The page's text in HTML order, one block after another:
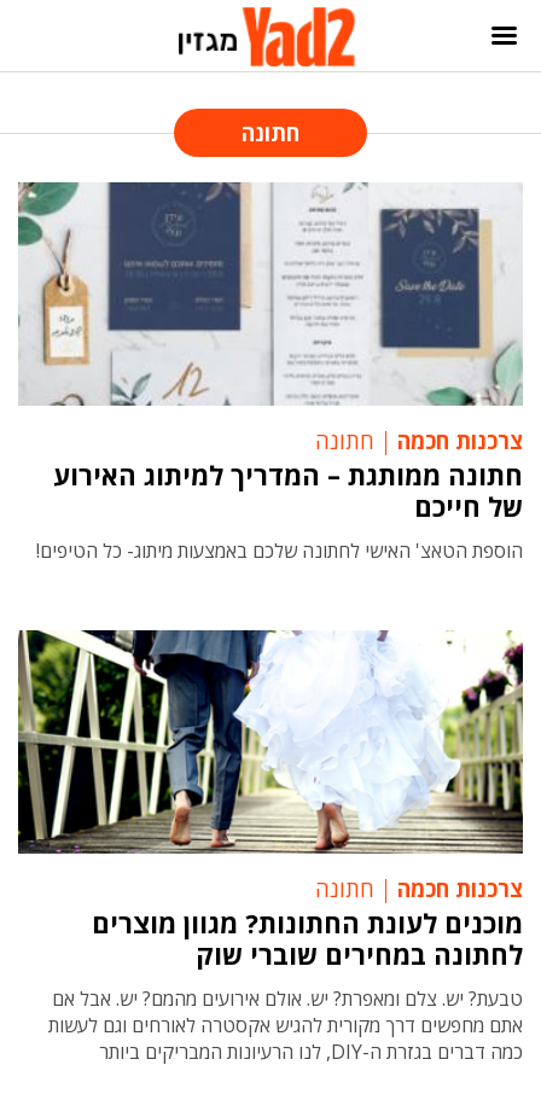
חתונה
צרכנות חכמה חתונה
חתונה ממותגת – המדריך למיתוג האירוע
של חייכם
הוספת הטאצ' האישי לחתונה שלכם באמצעות מיתוג- כל הטיפים!
צרכנות חכמה חתונה
מוכנים לעונת החתונות? מגוון מוצרים
לחתונה במחירים שוברי שוק
טבעת? יש. צלם ומאפרת? יש. אולם אירועים מהמם? יש. אבל אם
אתם מחפשים דרך מקורית להגיש אקסטרה לאורחים וגם לעשות
כמה דברים בגזרת ה-DIY, לנו הרעיונות המבריקים ביותר